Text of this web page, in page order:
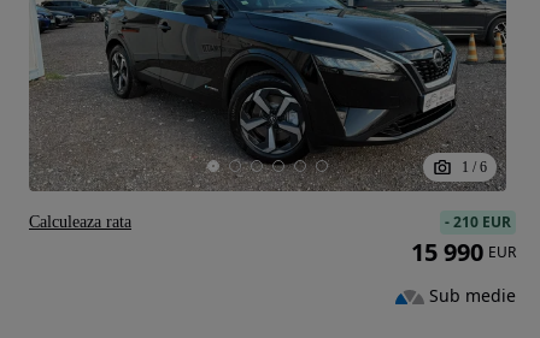
1 / 6
-210 EUR
15 990 EUR
Sub medie
Calculeaza rata